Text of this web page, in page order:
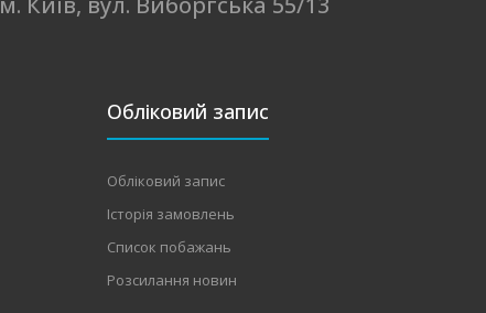
Обліковий запис
Обліковий запис
Історія замовлень
Список побажань
Розсилання новин